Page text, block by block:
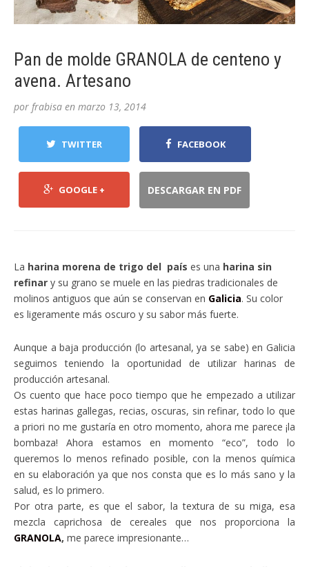
Pan de molde GRANOLA de centeno y
avena. Artesano
por frabisa en marzo 13, 2014
TWITTER FACEBOOK
GOOGLE + DESCARGAR EN PDF
La harina morena de trigo del país es una harina sin
refinar y su grano se muele en las piedras tradicionales de
molinos antiguos que aún se conservan en Galicia. Su color
es ligeramente más oscuro y su sabor más fuerte.
Aunque a baja producción (lo artesanal, ya se sabe) en Galicia
seguimos teniendo la oportunidad de utilizar harinas de
producción artesanal.
Os cuento que hace poco tiempo que he empezado a utilizar
estas harinas gallegas, recias, oscuras, sin refinar, todo lo que
a priori no me gustaría en otro momento, ahora me parece ¡la
bombaza! Ahora estamos en momento “eco”, todo lo
queremos lo menos refinado posible, con la menos química
en su elaboración ya que nos consta que es lo más sano y la
salud, es lo primero.
Por otra parte, es que el sabor, la textura de su miga, esa
mezcla caprichosa de cereales que nos proporciona la
GRANOLA, me parece impresionante…